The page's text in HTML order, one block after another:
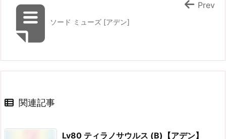
ソード ミューズ [アデン]
Prev
関連記事
Lv80 ティラノサウルス (B)【アデン】